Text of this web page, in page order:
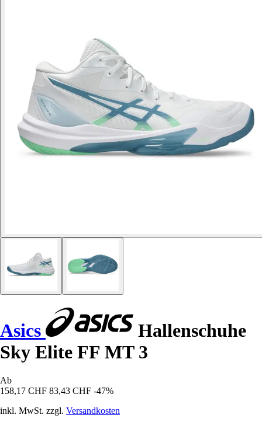
Asics
Hallenschuhe
Sky Elite FF MT 3
Ab
158,17 CHF 83,43 CHF -47%
inkl. MwSt. zzgl. Versandkosten